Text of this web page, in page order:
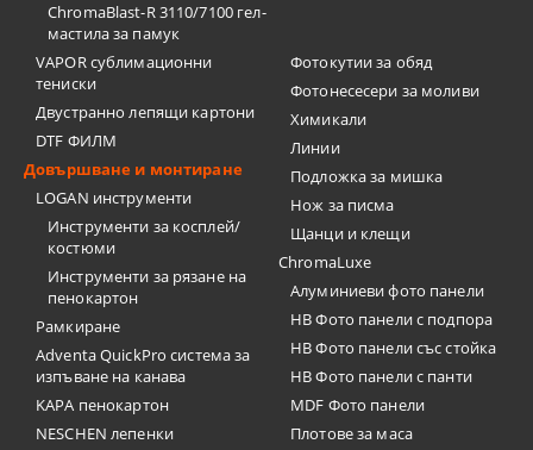
ChromaBlast-R 3110/7100 гел-
мастила за памук
VAPOR сублимационни
тениски
Двустранно лепящи картони
DTF ФИЛМ
Довършване и монтиране
LOGAN инструменти
Инструменти за косплей/
костюми
Инструменти за рязане на
пенокартон
Рамкиране
Adventa QuickPro система за
изпъване на канава
KAPA пенокартон
NESCHEN лепенки
Фотокутии за обяд
Фотонесесери за моливи
Химикали
Линии
Подложка за мишка
Нож за писма
Щанци и клещи
ChromaLuxe
Алуминиеви фото панели
HB Фото панели с подпора
HB Фото панели със стойка
HB Фото панели с панти
MDF Фото панели
Плотове за маса